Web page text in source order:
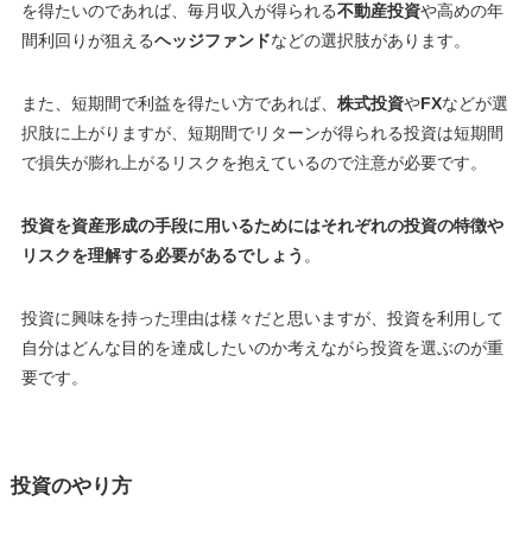
を得たいのであれば、毎月収入が得られる不動産投資や高めの年
間利回りが狙えるヘッジファンドなどの選択肢があります。
また、短期間で利益を得たい方であれば、 株式投資やFXなどが選
択肢に上がりますが、 短期間でリターンが得られる投資は短期間
で損失が膨れ上がるリスクを抱えているので注意が必要です。
投資を資産形成の手段に用いるためにはそれぞれの投資の特徴や
リスクを理解する必要があるでしょう 。
投資に興味を持った理由は様々だと思いますが、 投資を利用して
自分はどんな目的を達成したいのか考えながら投資を選ぶのが重
要です。
投資のやり方